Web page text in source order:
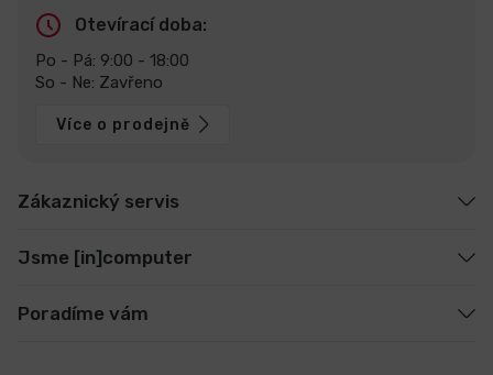
Otevírací doba:
Po - Pá: 9:00 - 18:00
So - Ne: Zavřeno
Více o prodejně
Zákaznický servis
Jsme [in]computer
Poradíme vám